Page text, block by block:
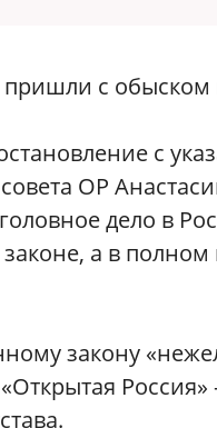
пришли с
с
ОР
дело в
а в
закону